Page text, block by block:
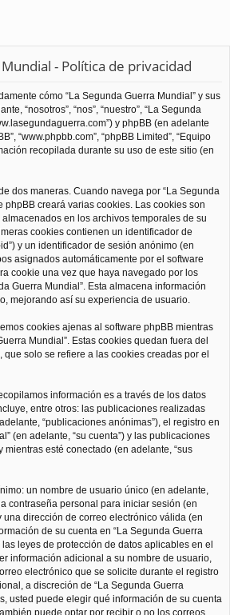
- Política de privacidad
cómo “La Segunda Guerra Mundial” y sus
“nosotros”, “nos”, “nuestro”, “La Segunda
y phpBB (en adelante
“www.phpbb.com”, “phpBB Limited”, “Equipo
recopilada durante su uso de este sitio (en
dos maneras. Cuando navega por “La Segunda
phpBB creará varias cookies. Las cookies son
en los archivos temporales de su
cookies contienen un identificador de
y un identificador de sesión anónimo (en
asignados automáticamente por el software
cookie una vez que haya navegado por los
Guerra Mundial”. Esta almacena información
mejorando así su experiencia de usuario.
cookies ajenas al software phpBB mientras
Mundial”. Estas cookies quedan fuera del
que solo se refiere a las cookies creadas por el
información es a través de los datos
entre otros: las publicaciones realizadas
“publicaciones anónimas”), el registro en
(en adelante, “su cuenta”) y las publicaciones
mientras esté conectado (en adelante, “sus
un nombre de usuario único (en adelante,
contraseña personal para iniciar sesión (en
una dirección de correo electrónico válida (en
de su cuenta en “La Segunda Guerra
leyes de protección de datos aplicables en el
información adicional a su nombre de usuario,
electrónico que se solicite durante el registro
a discreción de “La Segunda Guerra
usted puede elegir qué información de su cuenta
puede optar por recibir o no los correos